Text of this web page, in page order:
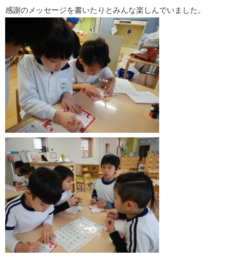
感謝のメッセージを書いたりとみんな楽しんでいました。